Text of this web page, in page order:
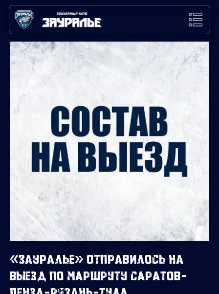
«Зауралье» отправилось на
выезд по маршруту Саратов-